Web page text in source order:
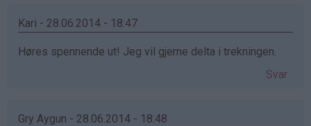
Kari - 28.06.2014 - 18:47
Høres spennende ut! Jeg vil gjerne delta i trekningen.
Svar
Gry Aygun - 28.06.2014 - 18:48